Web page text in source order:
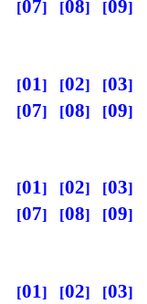
07 08 09
01 02 03
07
08 09
01 02 03
07
08 09
01 02 03